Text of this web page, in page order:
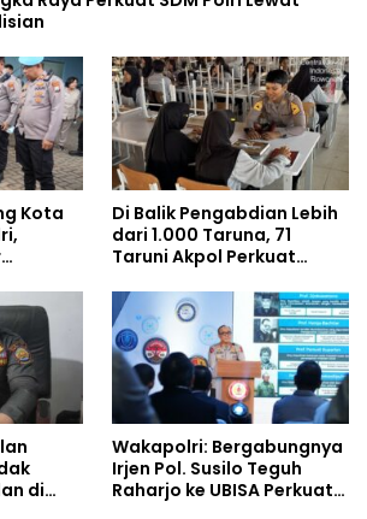
Kota
Di Balik Pengabdian Lebih
dari 1.000 Taruna, 71
Taruni Akpol Perkuat
Siswa Sekolah Rakyat
di
Wakapolri: Bergabungnya
Irjen Pol. Susilo Teguh
Raharjo ke UBISA Perkuat